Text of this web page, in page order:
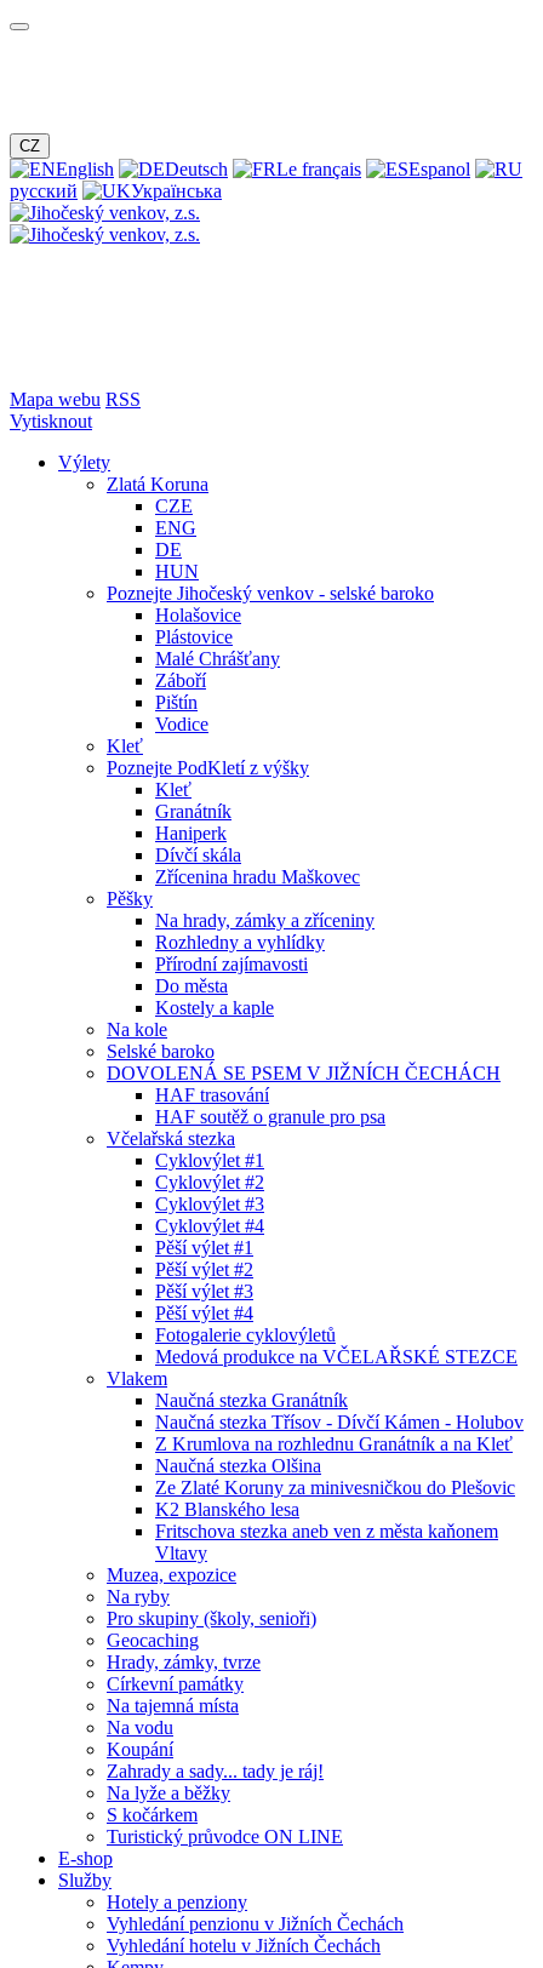
CZ
English Deutsch Le français
Espanol
русский
Українська
Mapa webu RSS
Vytisknout
Výlety
Zlatá Koruna
CZE
ENG
DE
HUN
Poznejte Jihočeský venkov - selské baroko
Holašovice
Plástovice
Malé Chrášťany
Záboří
Pištín
Vodice
Kleť
Poznejte PodKletí z výšky
Kleť
Granátník
Haniperk
Dívčí skála
Zřícenina hradu Maškovec
Pěšky
Na hrady, zámky a zříceniny
Rozhledny a vyhlídky
Přírodní zajímavosti
Do města
Kostely a kaple
Na kole
Selské baroko
DOVOLENÁ SE PSEM V JIŽNÍCH ČECHÁCH
HAF trasování
HAF soutěž o granule pro psa
Včelařská stezka
Cyklovýlet #1
Cyklovýlet #2
Cyklovýlet #3
Cyklovýlet #4
Pěší výlet #1
Pěší výlet #2
Pěší výlet #3
Pěší výlet #4
Fotogalerie cyklovýletů
Medová produkce na VČELAŘSKÉ STEZCE
Vlakem
Naučná stezka Granátník
Naučná stezka Třísov - Dívčí Kámen - Holubov
Z Krumlova na rozhlednu Granátník a na Kleť
Naučná stezka Olšina
Ze Zlaté Koruny za minivesničkou do Plešovic
K2 Blanského lesa
Fritschova stezka aneb ven z města kaňonem
Vltavy
Muzea, expozice
Na ryby
Pro skupiny (školy, senioři)
Geocaching
Hrady, zámky, tvrze
Církevní památky
Na tajemná místa
Na vodu
Koupání
Zahrady a sady... tady je ráj!
Na lyže a běžky
S kočárkem
Turistický průvodce ON LINE
E-shop
Služby
Hotely a penziony
Vyhledání penzionu v Jižních Čechách
Vyhledání hotelu v Jižních Čechách